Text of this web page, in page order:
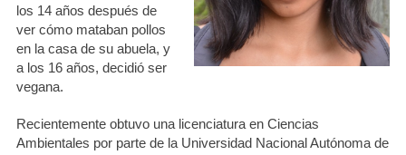
los 14 años después de
ver cómo mataban pollos
en la casa de su abuela, y
a los 16 años, decidió ser
vegana.
Recientemente obtuvo una licenciatura en Ciencias
Ambientales por parte de la Universidad Nacional Autónoma de